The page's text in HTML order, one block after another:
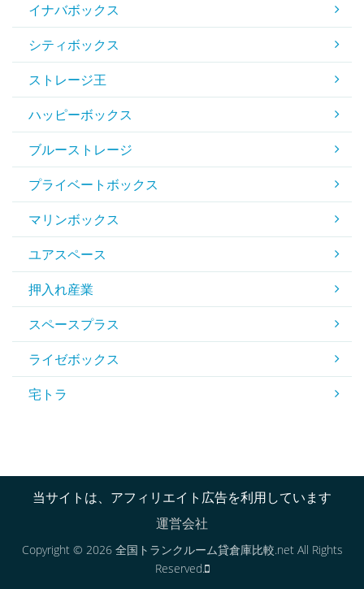
イナバボックス
シティボックス
ストレージ王
ハッピーボックス
ブルーストレージ
プライベートボックス
マリンボックス
ユアスペース
押入れ産業
スペースプラス
ライゼボックス
宅トラ
当サイトは、アフィリエイト広告を利用しています
運営会社
Copyright © 2026 全国トランクルーム貸倉庫比較.net All Rights
Reserved.